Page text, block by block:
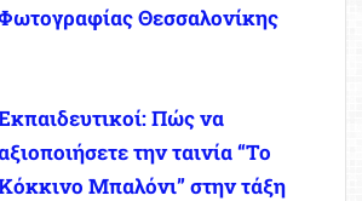
Θεσσαλονίκης
Πώς να
την ταινία “Το
Μπαλόνι” στην τάξη